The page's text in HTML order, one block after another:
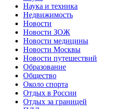
Наука и техника
Недвижимость
Новости
Новости ЗОЖ
Новости медицины
Новости Москвы
Новости путешествий
Образование
Общество
Около спорта
Отдых в России
Отдых за границей